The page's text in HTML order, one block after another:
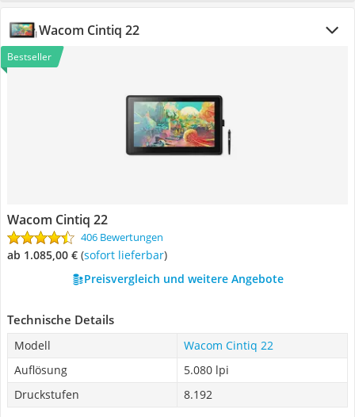
Wacom Cintiq 22
Bestseller
Wacom Cintiq 22
406 Bewertungen
ab 1.085,00 € ( Sofort lieferbar)
Preisvergleich und weitere Angebote
Technische Details
Modell
Wacom Cintiq 22
Auflösung
5.080 lpi
Druckstufen
8.192